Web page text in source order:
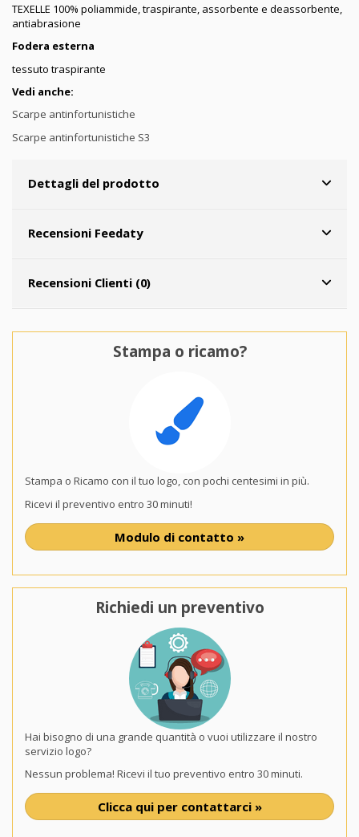
TEXELLE 100% poliammide, traspirante, assorbente e deassorbente,
antiabrasione
Fodera esterna
tessuto traspirante
Vedi anche:
Scarpe antinfortunistiche
Scarpe antinfortunistiche S3
Dettagli del prodotto
Recensioni Feedaty
Recensioni Clienti (0)
Stampa o ricamo?
Stampa o Ricamo con il tuo logo, con pochi centesimi in più.
Ricevi il preventivo entro 30 minuti!
Modulo di contatto »
Richiedi un preventivo
Hai bisogno di una grande quantità o vuoi utilizzare il nostro
servizio logo?
Nessun problema! Ricevi il tuo preventivo entro 30 minuti.
Clicca qui per contattarci »